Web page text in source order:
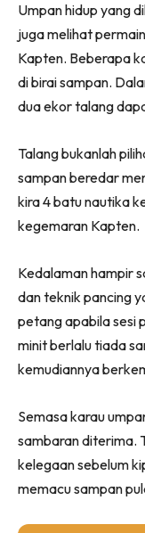
Umpan hidup yang
juga melihat
Kapten. Beberapa
di birai sampan.
dua ekor talang
Talang bukanlah
sampan beredar
kira 4 batu nautika
kegemaran Kapten.
Kedalaman hampir
dan teknik pancing
petang apabila sesi
minit berlalu tiada
kemudiannya
Semasa karau
sambaran diterima.
kelegaan sebelum
memacu sampan